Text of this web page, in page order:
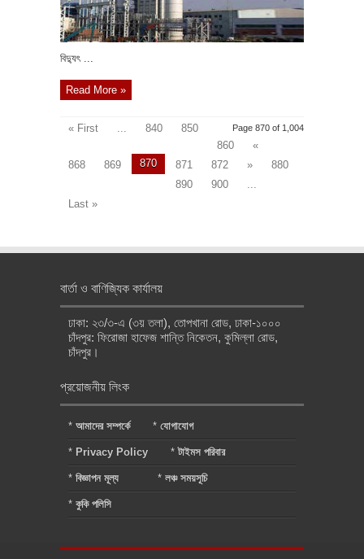
বিদ্যুৎ ...
Read More »
Page 870 of 1,004
« First 840
850
860
«
868
869 870 871 872 »
880
890
900
Last »
বার্তা ও বাণিজ্যিক কার্যালয়
ঢাকা: ২৩/৩-এ (৩য় তলা), তোপখানা রোড, ঢাকা-১০০০
চাঁদপুর: ফিরোজা হাফেজ শান্তি নিকেতন, কুমিল্লা রোড,
চাঁদপুর।
প্রয়োজনীয় লিংক
* আমাদের সম্পর্কে * যোগাযোগ
* Privacy Policy *টাইমস পরিবার
* বিজ্ঞাপন মূল্য * লঞ্চ সময়সূচি
* কুকি পলিসি